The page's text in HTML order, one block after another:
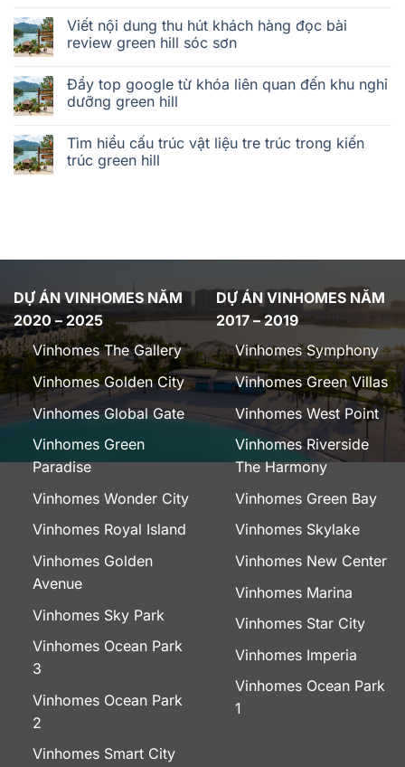
Viết nội dung thu hút khách hàng đọc bài
review green hill sóc sơn
Đẩy top google từ khóa liên quan đến khu nghỉ
dưỡng green hill
Tìm hiểu cấu trúc vật liệu tre trúc trong kiến
trúc green hill
DỰ ÁN VINHOMES NĂM
2020 – 2025
Vinhomes The Gallery
Vinhomes Golden City
Vinhomes Global Gate
Vinhomes Green
Paradise
Vinhomes Wonder City
Vinhomes Royal Island
Vinhomes Golden
Avenue
Vinhomes Sky Park
Vinhomes Ocean Park
3
Vinhomes Ocean Park
2
Vinhomes Smart City
DỰ ÁN VINHOMES NĂM
2017 – 2019
Vinhomes Symphony
Vinhomes Green Villas
Vinhomes West Point
Vinhomes Riverside
The Harmony
Vinhomes Green Bay
Vinhomes Skylake
Vinhomes New Center
Vinhomes Marina
Vinhomes Star City
Vinhomes Imperia
Vinhomes Ocean Park
1